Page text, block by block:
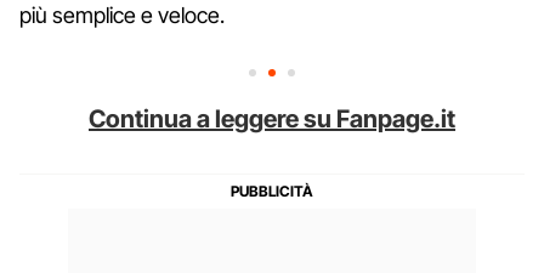
più semplice e veloce.
Continua a leggere su Fanpage.it